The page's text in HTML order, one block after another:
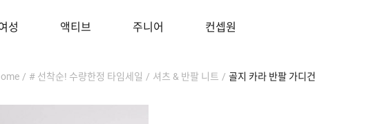
성 액티브 주니어 컨셉원
/ # 선착순! 수량한정 타임세일 / 셔츠 & 반팔 니트 / 골지 카라 반팔 가디건